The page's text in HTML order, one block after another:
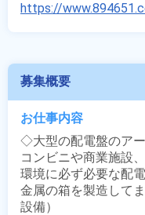
https://
募集概要
お仕事内容
◇大型の配電盤のア
コンビニや商業施設
環境に必ず必要な配
金属の箱を製造して
設備）